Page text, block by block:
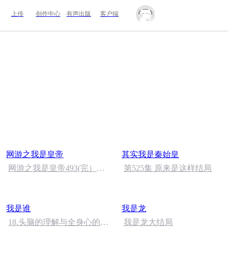
上传 创作中心 有声出版 客户端
网游之我是皇帝
网游之我是皇帝493(完）
其实我是秦始皇
第525集 原来是这样结局
我是谁
18.头脑的理解与全身心的体
我是龙
我是龙大结局